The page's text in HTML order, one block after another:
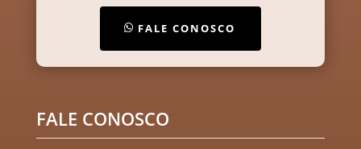
FALE CONOSCO
FALE CONOSCO